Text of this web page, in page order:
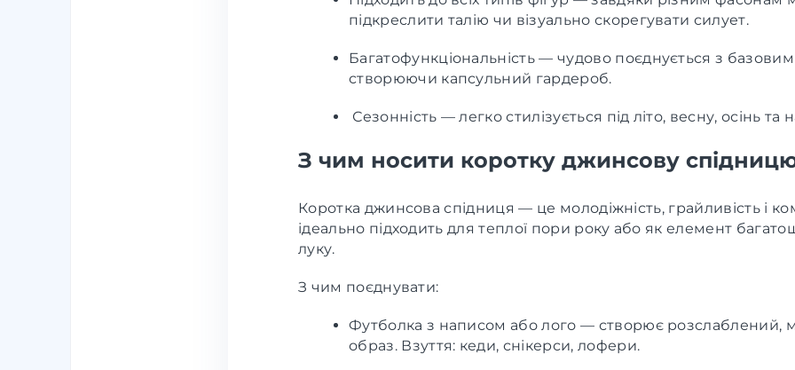
підкреслити талію чи візуально скорегувати силует.
Багатофункціональність — чудово поєднується з
створюючи капсульний гардероб.
Сезонність — легко стилізується під літо, весну, осінь та
З чим носити коротку джинсову спідницю
Коротка джинсова спідниця — це молодіжність, грайливість і
ідеально підходить для теплої пори року або як елемент
луку.
З чим поєднувати:
Футболка з написом або лого — створює розслаблений,
образ. Взуття: кеди, снікерси, лофери.